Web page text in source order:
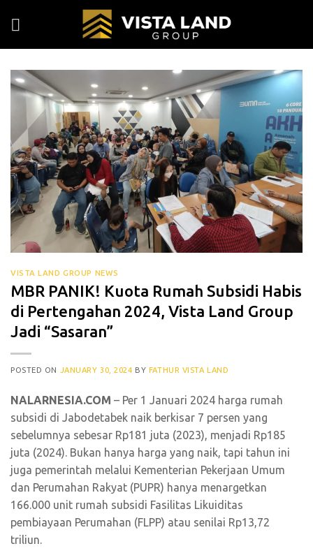
VISTA LAND GROUP NEWS
MBR PANIK! Kuota Rumah Subsidi Habis
di Pertengahan 2024, Vista Land Group
Jadi “Sasaran”
POSTED ON JANUARY 30, 2024 BY FATHUR VISTA LAND
NALARNESIA.COM – Per 1 Januari 2024 harga rumah
subsidi di Jabodetabek naik berkisar 7 persen yang
sebelumnya sebesar Rp181 juta (2023), menjadi Rp185
juta (2024). Bukan hanya harga yang naik, tapi tahun ini
juga pemerintah melalui Kementerian Pekerjaan Umum
dan Perumahan Rakyat (PUPR) hanya menargetkan
166.000 unit rumah subsidi Fasilitas Likuiditas
pembiayaan Perumahan (FLPP) atau senilai Rp13,72
triliun.